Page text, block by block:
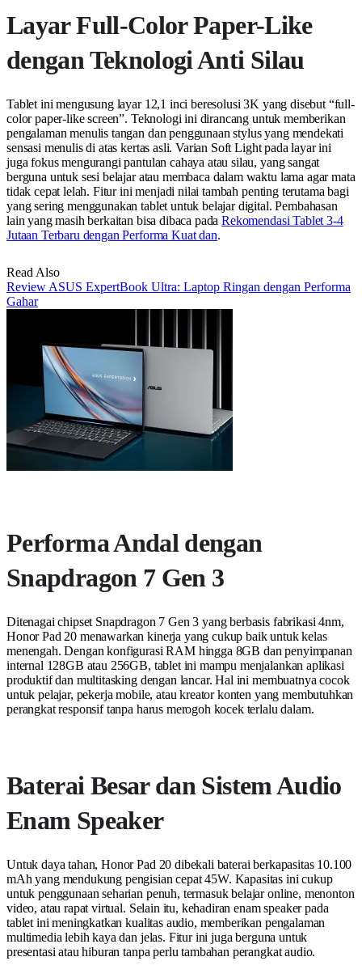
Layar Full-Color Paper-Like
dengan Teknologi Anti Silau
Tablet ini mengusung layar 12,1 inci beresolusi 3K yang disebut “full-
color paper-like screen”. Teknologi ini dirancang untuk memberikan
pengalaman menulis tangan dan penggunaan stylus yang mendekati
sensasi menulis di atas kertas asli. Varian Soft Light pada layar ini
juga fokus mengurangi pantulan cahaya atau silau, yang sangat
berguna untuk sesi belajar atau membaca dalam waktu lama agar mata
tidak cepat lelah. Fitur ini menjadi nilai tambah penting terutama bagi
yang sering menggunakan tablet untuk belajar digital. Pembahasan
lain yang masih berkaitan bisa dibaca padaRekomendasi Tablet 3-4
Jutaan Terbaru dengan Performa Kuat dan.
Read Also
Review ASUS ExpertBook Ultra: Laptop Ringan dengan Performa
Gahar
Performa Andal dengan
Snapdragon 7 Gen 3
Ditenagai chipset Snapdragon 7 Gen 3 yang berbasis fabrikasi 4nm,
Honor Pad 20 menawarkan kinerja yang cukup baik untuk kelas
menengah. Dengan konfigurasi RAM hingga 8GB dan penyimpanan
internal 128GB atau 256GB, tablet ini mampu menjalankan aplikasi
produktif dan multitasking dengan lancar. Hal ini membuatnya cocok
untuk pelajar, pekerja mobile, atau kreator konten yang membutuhkan
perangkat responsif tanpa harus merogoh kocek terlalu dalam.
Baterai Besar dan Sistem Audio
Enam Speaker
Untuk daya tahan, Honor Pad 20 dibekali baterai berkapasitas 10.100
mAh yang mendukung pengisian cepat 45W. Kapasitas ini cukup
untuk penggunaan seharian penuh, termasuk belajar online, menonton
video, atau rapat virtual. Selain itu, kehadiran enam speaker pada
tablet ini meningkatkan kualitas audio, memberikan pengalaman
multimedia lebih kaya dan jelas. Fitur ini juga berguna untuk
presentasi atau hiburan tanpa perlu tambahan perangkat audio.